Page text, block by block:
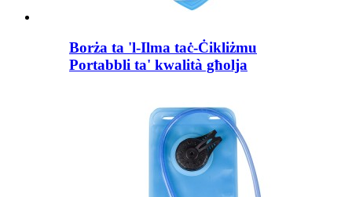
Borża ta 'l-Ilma taċ-Ċikliżmu
Portabbli ta' kwalità għolja